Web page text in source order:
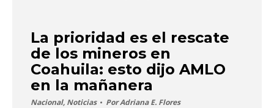
La prioridad es el rescate
de los mineros en
Coahuila: esto dijo AMLO
en la mañanera
Nacional, Noticias PorAdriana E. Flores